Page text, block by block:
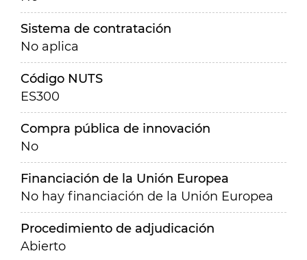
Sistema de contratación
No aplica
Código NUTS
ES300
Compra pública de innovación
No
Financiación de la Unión Europea
No hay financiación de la Unión Europea
Procedimiento de adjudicación
Abierto